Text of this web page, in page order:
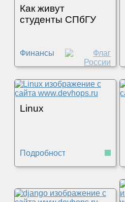
Как живут
студенты СПбГУ
Финансы
Linux
Подробности